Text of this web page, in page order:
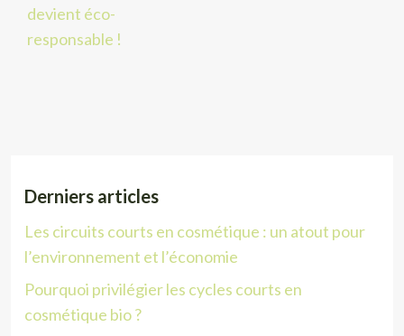
devient éco-
responsable !
Derniers articles
Les circuits courts en cosmétique : un atout pour
l’environnement et l’économie
Pourquoi privilégier les cycles courts en
cosmétique bio ?